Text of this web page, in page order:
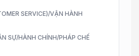
SERVICE)/VẬN HÀNH
SỰ/HÀNH CHÍNH/PHÁP CHẾ